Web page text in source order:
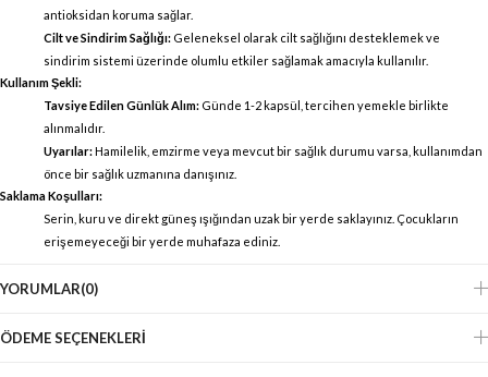
antioksidan koruma sağlar.
Cilt ve Sindirim Sağlığı: Geleneksel olarak cilt sağlığını desteklemek ve
sindirim sistemi üzerinde olumlu etkiler sağlamak amacıyla kullanılır.
Kullanım Şekli:
Tavsiye Edilen Günlük Alım: Günde 1-2 kapsül, tercihen yemekle birlikte
alınmalıdır.
Uyarılar:Hamilelik, emzirme veya mevcut bir sağlık durumu varsa, kullanımdan
önce bir sağlık uzmanına danışınız.
Saklama Koşulları:
Serin, kuru ve direkt güneş ışığından uzak bir yerde saklayınız. Çocukların
erişemeyeceği bir yerde muhafaza ediniz.
YORUMLAR(0)
ÖDEME SEÇENEKLERI